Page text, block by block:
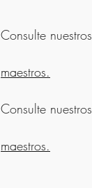
Consulte nuestros
maestros.
Consulte nuestros
maestros.